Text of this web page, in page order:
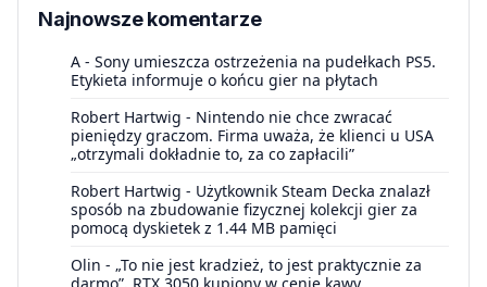
Najnowsze komentarze
A - Sony umieszcza ostrzeżenia na pudełkach PS5.
Etykieta informuje o końcu gier na płytach
Robert Hartwig - Nintendo nie chce zwracać
pieniędzy graczom. Firma uważa, że klienci u USA
„otrzymali dokładnie to, za co zapłacili”
Robert Hartwig - Użytkownik Steam Decka znalazł
sposób na zbudowanie fizycznej kolekcji gier za
pomocą dyskietek z 1.44 MB pamięci
Olin - „To nie jest kradzież, to jest praktycznie za
darmo”. RTX 3050 kupiony w cenie kawy